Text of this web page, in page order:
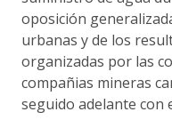
oposición
urbanas y de los
organizadas por las
compañias mineras
seguido adelante con